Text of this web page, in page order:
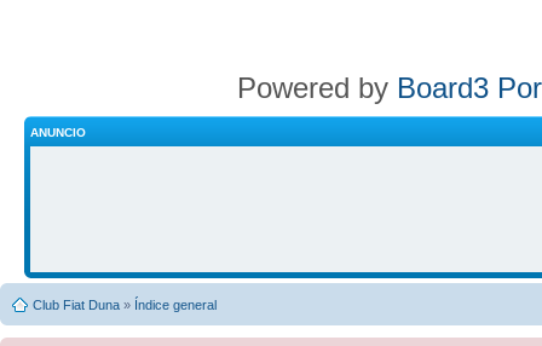
Powered by Board3
ANUNCIO
Club Fiat Duna » Índice general